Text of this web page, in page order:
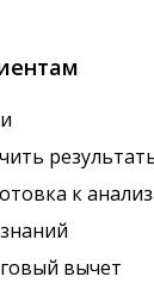
к
вычет